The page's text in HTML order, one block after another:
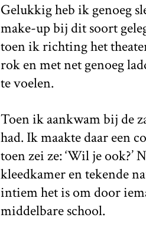
Gelukkig heb ik genoeg
make-up bij dit soort
toen ik richting het
rok en met net genoeg
te voelen.
Toen ik aankwam bij de
had. Ik maakte daar een
toen zei ze: ‘Wil je
kleedkamer en tekende
intiem het is om door
middelbare school.